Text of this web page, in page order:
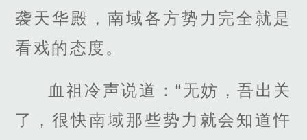
袭天华殿，南域各方势力完全就是
看戏的态度。
血祖冷声说道：“无妨，吾出关
了，很快南域那些势力就会知道忤